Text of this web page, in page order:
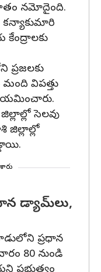
నమోదైంది.
కన్యాకుమారి
ప్రజలకు
విపత్తు
నియమించారు.
సెలవు
జిల్లాల్లో
డ్యామ్‌లు,
ప్రధాన
80 నుండి